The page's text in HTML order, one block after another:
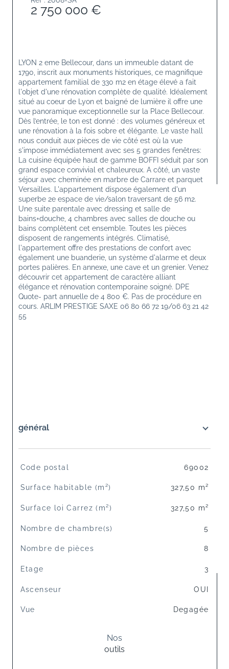
2 750 000 €
LYON 2 eme Bellecour, dans un immeuble datant de
1790, inscrit aux monuments historiques, ce magnifique
appartement familial de 330 m2 en étage élevé a fait
l'objet d'une rénovation complète de qualité. Idéalement
situé au coeur de Lyon et baigné de lumière il offre une
vue panoramique exceptionnelle sur la Place Bellecour.
Dès l’entrée, le ton est donné : des volumes généreux et
une rénovation à la fois sobre et élégante. Le vaste hall
nous conduit aux pièces de vie côté est où la vue
s'impose immédiatement avec ses 5 grandes fenêtres:
La cuisine équipée haut de gamme BOFFI séduit par son
grand espace convivial et chaleureux. A côté, un vaste
séjour avec cheminée en marbre de Carrare et parquet
Versailles. L'appartement dispose également d'un
superbe 2e espace de vie/salon traversant de 56 m2.
Une suite parentale avec dressing et salle de
bains+douche, 4 chambres avec salles de douche ou
bains complètent cet ensemble. Toutes les pièces
disposent de rangements intégrés. Climatisé,
l'appartement offre des prestations de confort avec
également une buanderie, un système d'alarme et deux
portes palières. En annexe, une cave et un grenier. Venez
découvrir cet appartement de caractère alliant
élégance et rénovation contemporaine soigné. DPE
Quote- part annuelle de 4 800 €. Pas de procédure en
cours. ARLIM PRESTIGE SAXE 06 80 66 72 19/06 63 21 42
55
général
TRAD_SIROCCO_Caracteristique
Code postal 69002
Surface habitable (m²) 327,50 m²
Surface loi Carrez (m²) 327,50 m²
Nombre de chambre(s) 5
Nombre de pièces 8
Etage 3
Ascenseur OUI
Vue Degagée
Nos
outils